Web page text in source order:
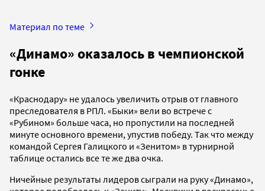
Материал по теме
«Динамо» оказалось в чемпионской
гонке
«Краснодару» не удалось увеличить отрыв от главного
преследователя в РПЛ. «Быки» вели во встрече с
«Рубином» больше часа, но пропустили на последней
минуте основного времени, упустив победу. Так что между
командой Сергея Галицкого и «Зенитом» в турнирной
таблице остались все те же два очка.
Ничейные результаты лидеров сыграли на руку «Динамо»,